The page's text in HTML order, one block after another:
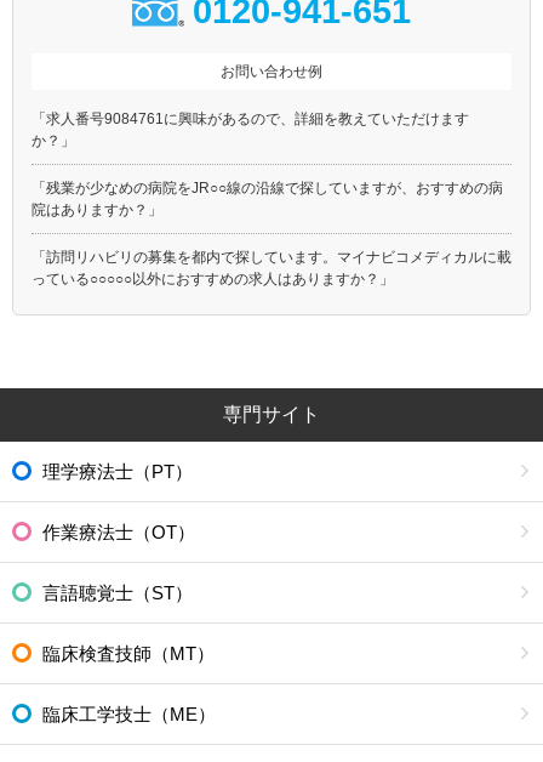
0120-941-651
お問い合わせ例
「求人番号9084761に興味があるので、詳細を教えていただけます
か？」
「残業が少なめの病院をJR○○線の沿線で探していますが、おすすめの病
院はありますか？」
「訪問リハビリの募集を都内で探しています。マイナビコメディカルに載
っている○○○○○以外におすすめの求人はありますか？」
専門サイト
理学療法士（PT）
作業療法士（OT）
言語聴覚士（ST）
臨床検査技師（MT）
臨床工学技士（ME）